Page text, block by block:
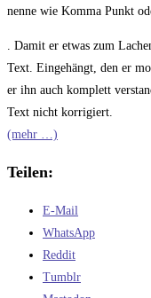
nenne wie Komma Punkt
. Damit er etwas zum
Text. Eingehängt, den er
er ihn auch komplett
Text nicht korrigiert.
(mehr …)
Teilen:
E-Mail
WhatsApp
Reddit
Tumblr